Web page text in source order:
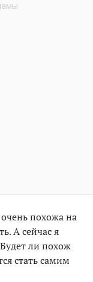
очень похожа на
А сейчас я
ли похож
стать самим